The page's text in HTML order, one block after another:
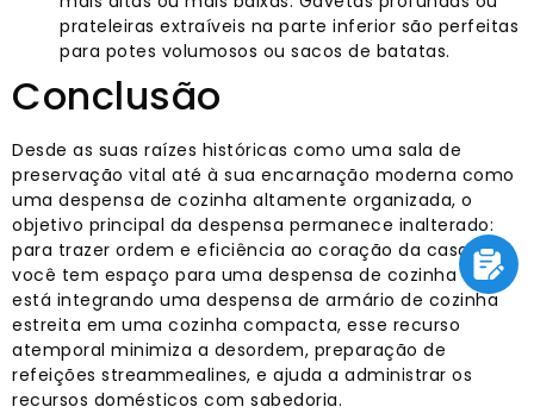
prateleiras extraíveis na parte inferior são perfeitas
para potes volumosos ou sacos de batatas.
Conclusão
Desde as suas raízes históricas como uma sala de
preservação vital até à sua encarnação moderna como
uma despensa de cozinha altamente organizada, o
objetivo principal da despensa permanece inalterado:
para trazer ordem e eficiência ao coração da casa. Se
você tem espaço para uma despensa de cozinha ou
está integrando uma despensa de armário de cozinha
estreita em uma cozinha compacta, esse recurso
atemporal minimiza a desordem, preparação de
refeições streammealines, e ajuda a administrar os
recursos domésticos com sabedoria.